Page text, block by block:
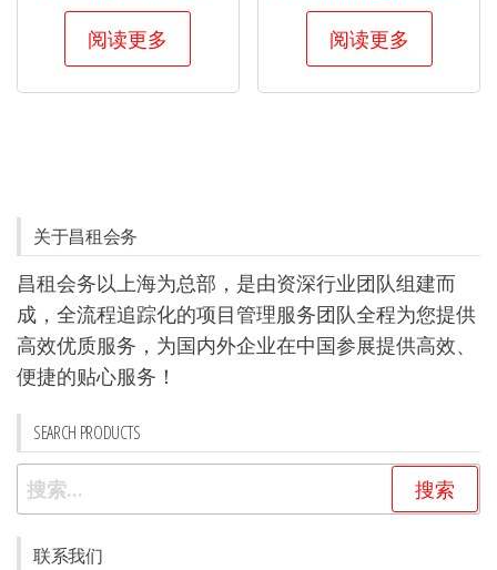
阅读更多 阅读更多
关于昌租会务
昌租会务以上海为总部，是由资深行业团队组建而
成，全流程追踪化的项目管理服务团队全程为您提供
高效优质服务，为国内外企业在中国参展提供高效、
便捷的贴心服务！
SEARCH PRODUCTS
搜
索：
联系我们